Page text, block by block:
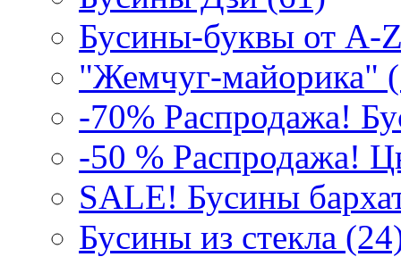
Бусины-буквы от A-
"Жемчуг-майорика"
-70% Распродажа!
-50 % Распродажа!
SALE! Бусины
Бусины из стекла